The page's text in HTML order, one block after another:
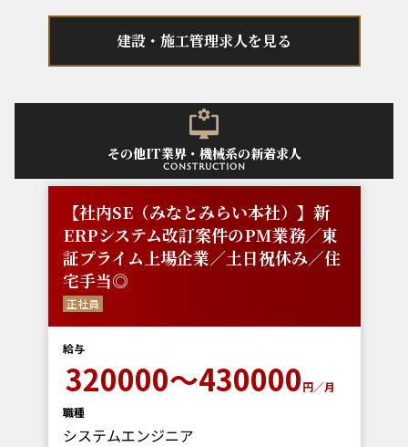
建設・施工管理求人を見る
その他IT業界・機械系の新着求人
construction
【社内SE（みなとみらい本社）】新
ERPシステム改訂案件のPM業務／東
証プライム上場企業／土日祝休み／住
宅手当◎
正社員
給与
320000～430000円／月
職種
システムエンジニア